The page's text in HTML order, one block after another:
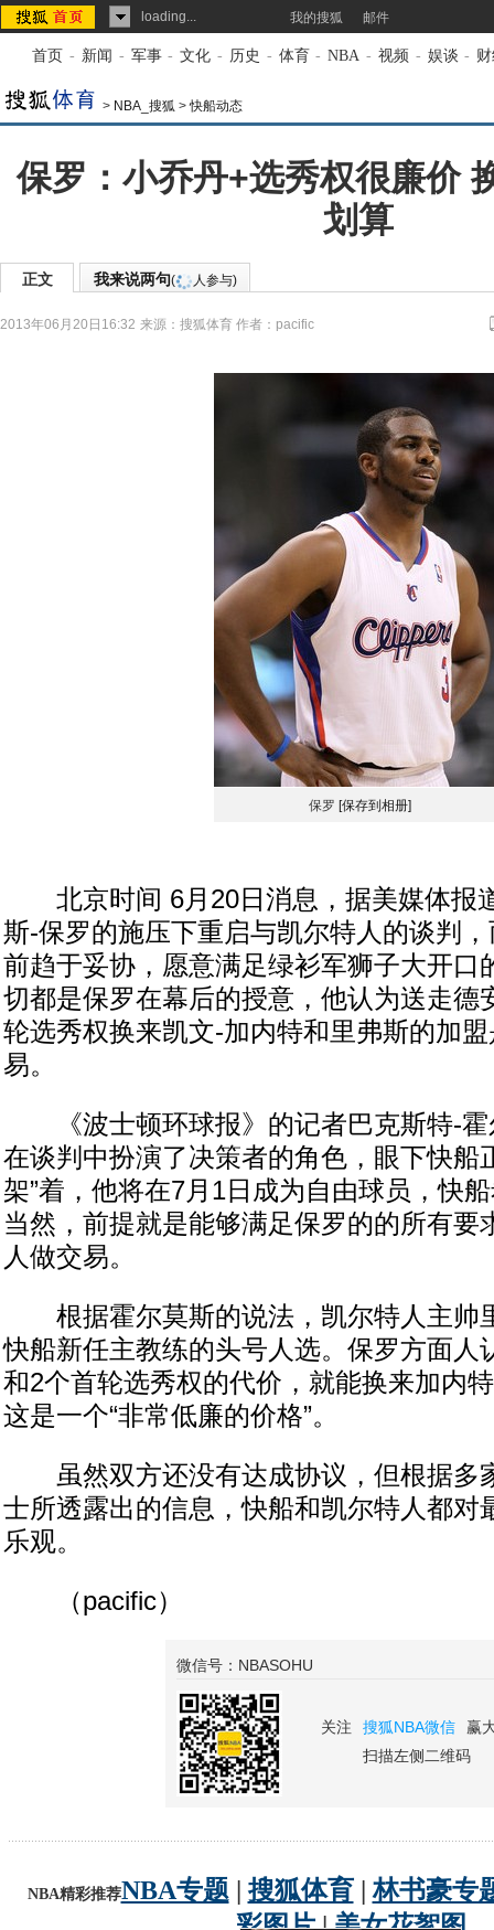
loading... 我的搜狐 邮件
首页 - 新闻 - 军事 - 文化 - 历史 - 体育 - NBA - 视频 - 娱谈 -
> NBA_搜狐 >快船动态
保罗：小乔丹+选秀权很廉价
划算
正文 我来说两句( 人参与)
2013年06月20日16:32 来源： 搜狐体育 作者：pacific
保罗 [保存到相册]
北京时间 6月20日消息，据美媒体报
斯-保罗的施压下重启与凯尔特人的谈判
前趋于妥协，愿意满足绿衫军狮子大开口
切都是保罗在幕后的授意，他认为送走德
轮选秀权换来凯文-加内特和里弗斯的加
易。
《波士顿环球报》的记者巴克斯特-霍
在谈判中扮演了决策者的角色，眼下快船
架”着，他将在7月1日成为自由球员，快
当然，前提就是能够满足保罗的的所有要
人做交易。
根据霍尔莫斯的说法，凯尔特人主帅
快船新任主教练的头号人选。保罗方面人
和2个首轮选秀权的代价，就能换来加内
这是一个“非常低廉的价格”。
虽然双方还没有达成协议，但根据多
士所透露出的信息，快船和凯尔特人都对
乐观。
（pacific）
微信号：NBASOHU
关注 搜狐NBA微信
赢
扫描左侧二维码